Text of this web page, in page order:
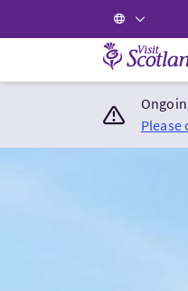
Visit
Please